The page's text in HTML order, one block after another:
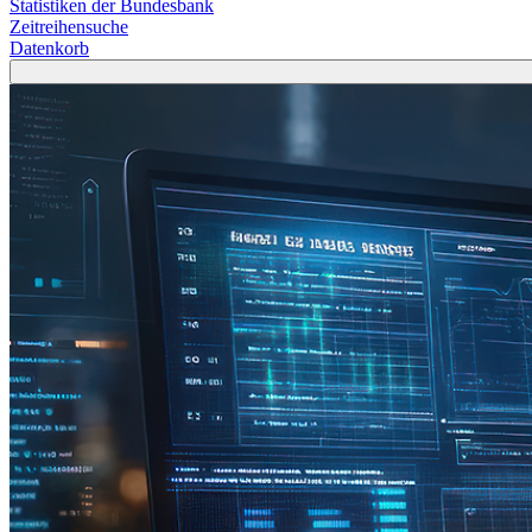
Statistiken der Bundesbank
Zeitreihensuche
Datenkorb